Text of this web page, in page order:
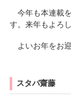
今年も本連載
す。来年もよろ
よいお年をお迎
スタパ齋藤